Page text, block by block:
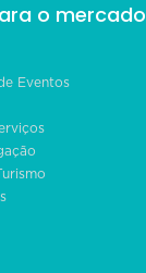
o mercado
Eventos